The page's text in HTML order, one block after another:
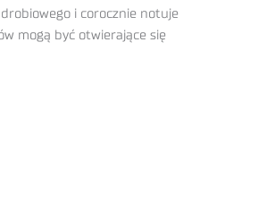
i corocznie notuje
mogą być otwierające się